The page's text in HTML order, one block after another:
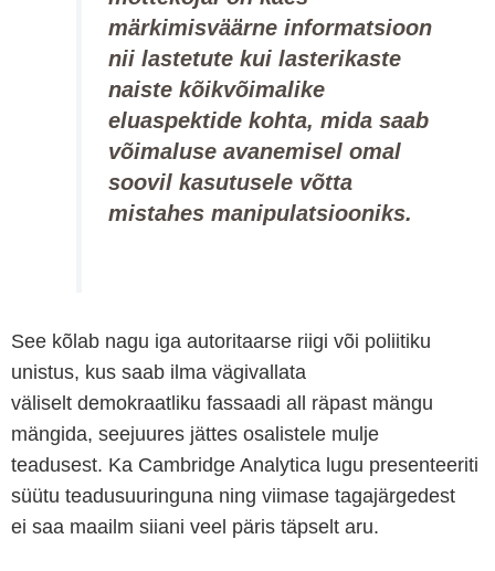
märkimisväärne informatsioon
nii lastetute kui lasterikaste
naiste kõikvõimalike
eluaspektide kohta, mida saab
võimaluse avanemisel omal
soovil kasutusele võtta
mistahes manipulatsiooniks.
See kõlab nagu iga autoritaarse riigi või poliitiku
unistus, kus saab ilma vägivallata
väliselt demokraatliku fassaadi all räpast mängu
mängida, seejuures jättes osalistele mulje
teadusest. Ka Cambridge Analytica lugu presenteeriti
süütu teadusuuringuna ning viimase tagajärgedest
ei saa maailm siiani veel päris täpselt aru.